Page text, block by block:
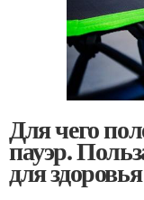
Для чего
пауэр.
для здоровья